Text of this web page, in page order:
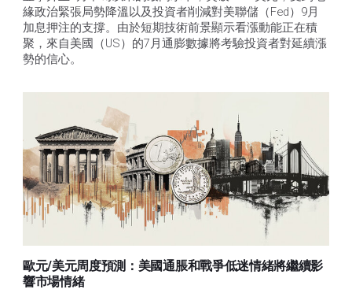
緣政治緊張局勢降溫以及投資者削減對美聯儲（Fed）9月
加息押注的支撐。由於短期技術前景顯示看漲動能正在積
聚，來自美國（US）的7月通膨數據將考驗投資者對延續漲
勢的信心。
歐元/美元周度預測：美國通脹和戰爭低迷情緒將繼續影
響市場情緒